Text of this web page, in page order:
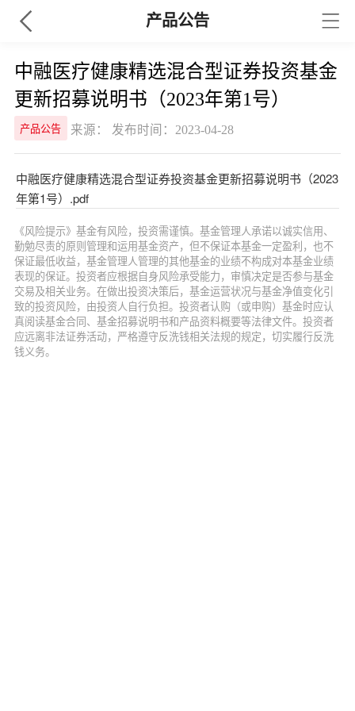
产品公告
中融医疗健康精选混合型证券投资基金
更新招募说明书（2023年第1号）
产品公告 来源： 发布时间：2023-04-28
中融医疗健康精选混合型证券投资基金更新招募说明书（2023
年第1号）.pdf
《风险提示》基金有风险，投资需谨慎。基金管理人承诺以诚实信用、
勤勉尽责的原则管理和运用基金资产，但不保证本基金一定盈利，也不
保证最低收益，基金管理人管理的其他基金的业绩不构成对本基金业绩
表现的保证。投资者应根据自身风险承受能力，审慎决定是否参与基金
交易及相关业务。在做出投资决策后，基金运营状况与基金净值变化引
致的投资风险，由投资人自行负担。投资者认购（或申购）基金时应认
真阅读基金合同、基金招募说明书和产品资料概要等法律文件。投资者
应远离非法证券活动，严格遵守反洗钱相关法规的规定，切实履行反洗
钱义务。